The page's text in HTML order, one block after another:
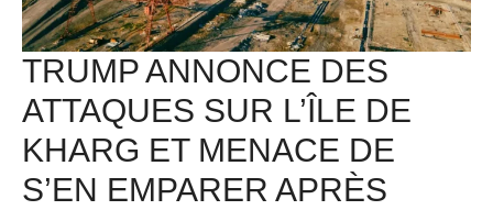
TRUMP ANNONCE DES
ATTAQUES SUR L’ÎLE DE
KHARG ET MENACE DE
S’EN EMPARER APRÈS